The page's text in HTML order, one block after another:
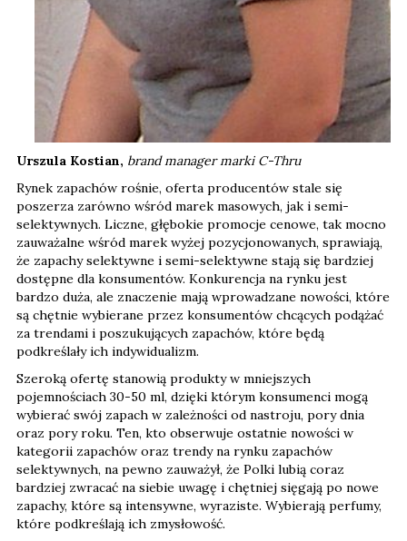
Urszula Kostian, brand manager marki C-Thru
Rynek zapachów rośnie, oferta producentów stale się
poszerza zarówno wśród marek masowych, jak i semi-
selektywnych. Liczne, głębokie promocje cenowe, tak mocno
zauważalne wśród marek wyżej pozycjonowanych, sprawiają,
że zapachy selektywne i semi-selektywne stają się bardziej
dostępne dla konsumentów. Konkurencja na rynku jest
bardzo duża, ale znaczenie mają wprowadzane nowości, które
są chętnie wybierane przez konsumentów chcących podążać
za trendami i poszukujących zapachów, które będą
podkreślały ich indywidualizm.
Szeroką ofertę stanowią produkty w mniejszych
pojemnościach 30-50 ml, dzięki którym konsumenci mogą
wybierać swój zapach w zależności od nastroju, pory dnia
oraz pory roku. Ten, kto obserwuje ostatnie nowości w
kategorii zapachów oraz trendy na rynku zapachów
selektywnych, na pewno zauważył, że Polki lubią coraz
bardziej zwracać na siebie uwagę i chętniej sięgają po nowe
zapachy, które są intensywne, wyraziste. Wybierają perfumy,
które podkreślają ich zmysłowość.